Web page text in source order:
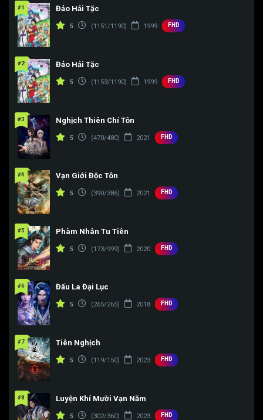
#1 Đảo Hải Tặc
5 (1151/1190) 1999 FHD
#2 Đảo Hải Tặc
5 (1153/1190) 1999 FHD
#3 Nghịch Thiên Chí Tôn
5 (470/480) 2021 FHD
#4 Vạn Giới Độc Tôn
5 (390/386) 2021 FHD
#5 Phàm Nhân Tu Tiên
5 (173/999) 2020 FHD
#6 Đấu La Đại Lục
5 (265/265) 2018 FHD
#7 Tiên Nghịch
5 (119/150) 2023 FHD
#8 Luyện Khí Mười Vạn Năm
5 (302/360) 2023 FHD